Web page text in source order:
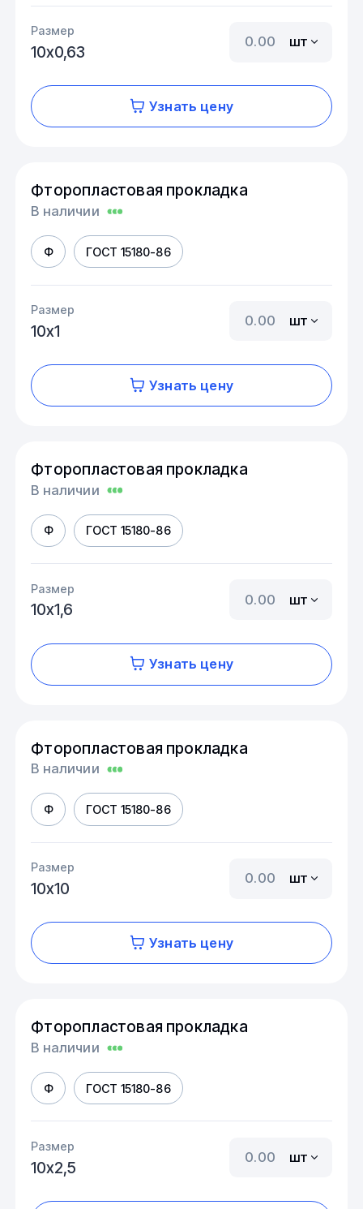
Размер
10х0,63
шт
Узнать цену
Фторопластовая прокладка
В наличии
Ф ГОСТ 15180-86
Размер
10х1
шт
Узнать цену
Фторопластовая прокладка
В наличии
Ф ГОСТ 15180-86
Размер
10х1,6
шт
Узнать цену
Фторопластовая прокладка
В наличии
Ф ГОСТ 15180-86
Размер
10х10
шт
Узнать цену
Фторопластовая прокладка
В наличии
Ф ГОСТ 15180-86
Размер
10х2,5
шт